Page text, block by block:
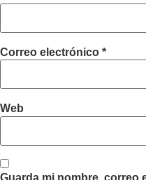
Correo electrónico *
Web